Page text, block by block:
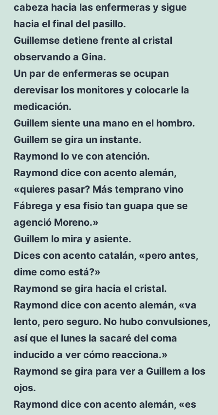
cabeza hacia las enfermeras y sigue
hacia el final del pasillo.
Guillemse detiene frente al cristal
observando a Gina.
Un par de enfermeras se ocupan
derevisar los monitores y colocarle la
medicación.
Guillem siente una mano en el hombro.
Guillem se gira un instante.
Raymond lo ve con atención.
Raymond dice con acento alemán,
«quieres pasar? Más temprano vino
Fábrega y esa fisio tan guapa que se
agenció Moreno.»
Guillem lo mira y asiente.
Dices con acento catalán, «pero antes,
dime como está?»
Raymond se gira hacia el cristal.
Raymond dice con acento alemán, «va
lento, pero seguro. No hubo convulsiones,
así que el lunes la sacaré del coma
inducido a ver cómo reacciona.»
Raymond se gira para ver a Guillem a los
ojos.
Raymond dice con acento alemán, «es